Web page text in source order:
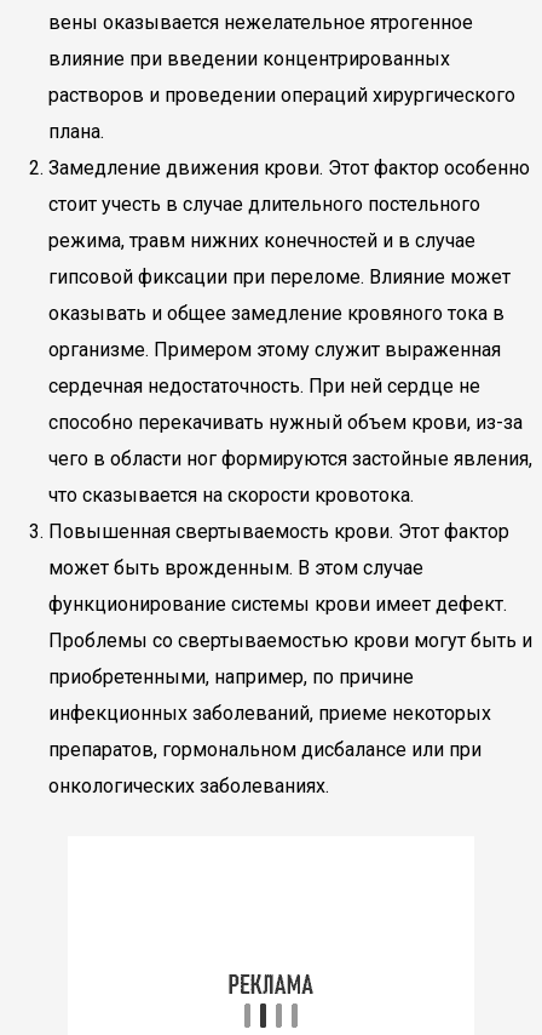
вены оказывается нежелательное ятрогенное
влияние при введении концентрированных
растворов и проведении операций хирургического
плана.
Замедление движения крови. Этот фактор особенно
стоит учесть в случае длительного постельного
режима, травм нижних конечностей и в случае
гипсовой фиксации при переломе. Влияние может
оказывать и общее замедление кровяного тока в
организме. Примером этому служит выраженная
сердечная недостаточность. При ней сердце не
способно перекачивать нужный объем крови, из-за
чего в области ног формируются застойные явления,
что сказывается на скорости кровотока.
Повышенная свертываемость крови. Этот фактор
может быть врожденным. В этом случае
функционирование системы крови имеет дефект.
Проблемы со свертываемостью крови могут быть и
приобретенными, например, по причине
инфекционных заболеваний, приеме некоторых
препаратов, гормональном дисбалансе или при
онкологических заболеваниях.